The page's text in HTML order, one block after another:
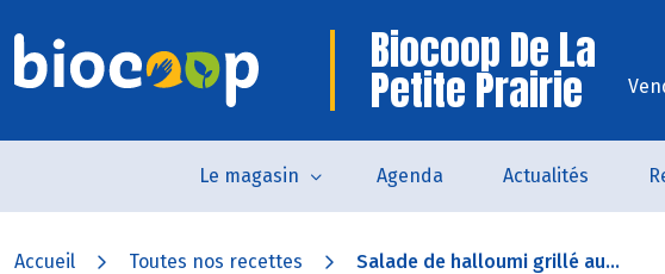
Biocoop De La
Petite Prairie
Le magasin Agenda Actualités
Accueil Toutes nos recettes Salade de halloumi grillé au...